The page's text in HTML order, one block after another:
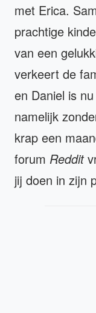
met Erica.
prachtige
van een
verkeert de
en Daniel is
namelijk
krap een
forum Reddit
jij doen in zijn